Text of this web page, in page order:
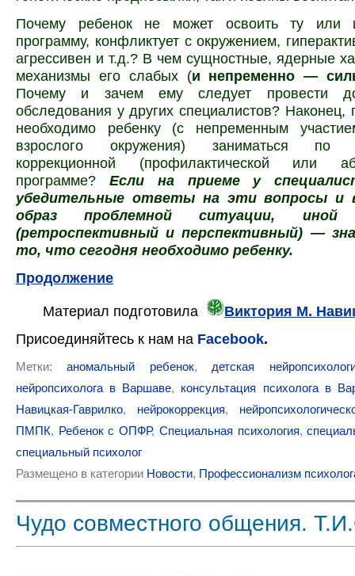
Почему ребенок не может освоить ту или
программу, конфликтует с окружением,
агрессивен и т.д.? В чем сущностные, ядерные
механизмы его слабых (и непременно —
Почему и зачем ему следует провести
обследования у других специалистов? Наконец,
необходимо ребенку (с непременным
взрослого окружения) заниматься по
коррекционной (профилактической или
программе? Если на приеме у
убедительные ответы на эти вопросы и
образ проблемной ситуации,
(ретроспективный и перспективный) —
то, что сегодня необходимо ребенку.
Продолжение
Материал подготовила
Виктория М.
Присоединяйтесь к нам на Facebook.
Метки:аномальный ребенок, детская
нейропсихолога в Варшаве, консультация психолога в
Навицкая-Гаврилко, нейрокоррекция,
ПМПК, Ребенок с ОПФР, Специальная психология,
специальный психолог
Размещено в категории Новости, Профессионализм
Чудо совместного общения.